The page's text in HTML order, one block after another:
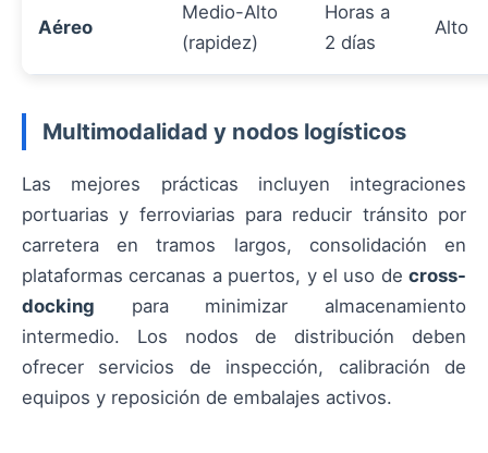
Aéreo
Medio-Alto
(rapidez)
Horas a
2 días
Alto
Multimodalidad y nodos logísticos
Las mejores prácticas incluyen integraciones
portuarias y ferroviarias para reducir tránsito por
carretera en tramos largos, consolidación en
plataformas cercanas a puertos, y el uso de cross-
docking para minimizar almacenamiento
intermedio. Los nodos de distribución deben
ofrecer servicios de inspección, calibración de
equipos y reposición de embalajes activos.